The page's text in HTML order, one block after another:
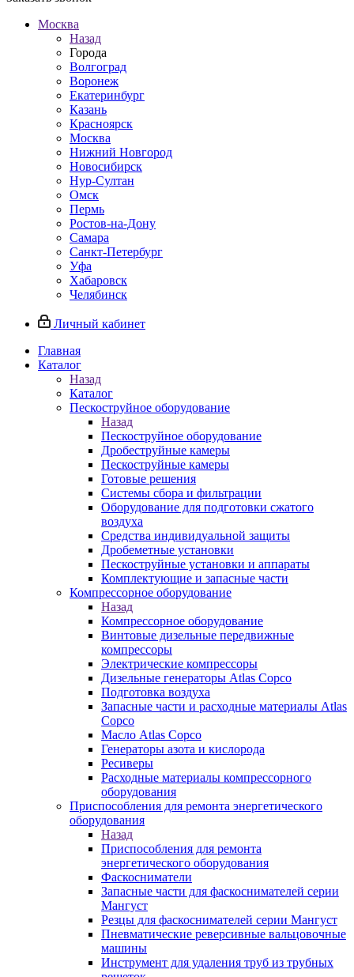
Москва
Назад
Города
Волгоград
Воронеж
Екатеринбург
Казань
Красноярск
Москва
Нижний Новгород
Новосибирск
Нур-Султан
Омск
Пермь
Ростов-на-Дону
Самара
Санкт-Петербург
Уфа
Хабаровск
Челябинск
Личный кабинет
Главная
Каталог
Назад
Каталог
Пескоструйное оборудование
Назад
Пескоструйное оборудование
Дробеструйные камеры
Пескоструйные камеры
Готовые решения
Системы сбора и фильтрации
Оборудование для подготовки сжатого
воздуха
Средства индивидуальной защиты
Дробеметные установки
Пескоструйные установки и аппараты
Комплектующие и запасные части
Компрессорное оборудование
Назад
Компрессорное оборудование
Винтовые дизельные передвижные
компрессоры
Электрические компрессоры
Дизельные генераторы Atlas Copco
Подготовка воздуха
Запасные части и расходные материалы Atlas
Copco
Масло Atlas Copco
Генераторы азота и кислорода
Ресиверы
Расходные материалы компрессорного
оборудования
Приспособления для ремонта энергетического
оборудования
Назад
Приспособления для ремонта
энергетического оборудования
Фаскосниматели
Запасные части для фаскоснимателей серии
Мангуст
Резцы для фаскоснимателей серии Мангуст
Пневматические реверсивные вальцовочные
машины
Инструмент для удаления труб из трубных